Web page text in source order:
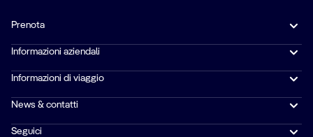
Prenota
Informazioni aziendali
Informazioni di viaggio
News & contatti
Seguici